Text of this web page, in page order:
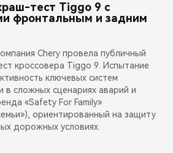
тест Tiggo 9 с
фронтальным и задним
Chery провела публичный
кроссовера Tiggo 9. Испытание
ключевых систем
в сложных сценариях аварий и
«Safety For Family»
ориентированный на защиту
дорожных условиях.